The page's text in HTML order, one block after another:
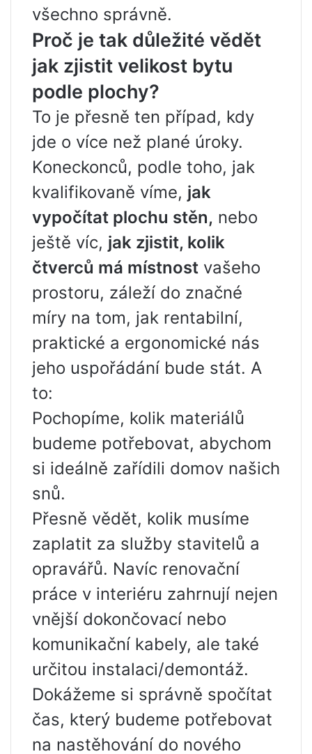
všechno správně.
Proč je tak důležité vědět
jak zjistit velikost bytu
podle plochy?
To je přesně ten případ, kdy
jde o více než plané úroky.
Koneckonců, podle toho, jak
kvalifikovaně víme, jak
vypočítat plochu stěn, nebo
ještě víc, jak zjistit, kolik
čtverců má místnost vašeho
prostoru, záleží do značné
míry na tom, jak rentabilní,
praktické a ergonomické nás
jeho uspořádání bude stát. A
to:
Pochopíme, kolik materiálů
budeme potřebovat, abychom
si ideálně zařídili domov našich
snů.
Přesně vědět, kolik musíme
zaplatit za služby stavitelů a
opravářů. Navíc renovační
práce v interiéru zahrnují nejen
vnější dokončovací nebo
komunikační kabely, ale také
určitou instalaci/demontáž.
Dokážeme si správně spočítat
čas, který budeme potřebovat
na nastěhování do nového